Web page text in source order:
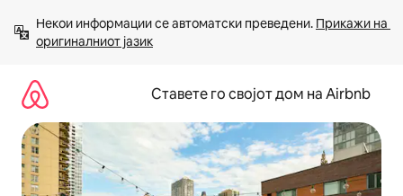
содржина
Некои информации се автоматски преведени. Прикажи на
оригиналниот јазик
Ставете го својот дом на Airbnb